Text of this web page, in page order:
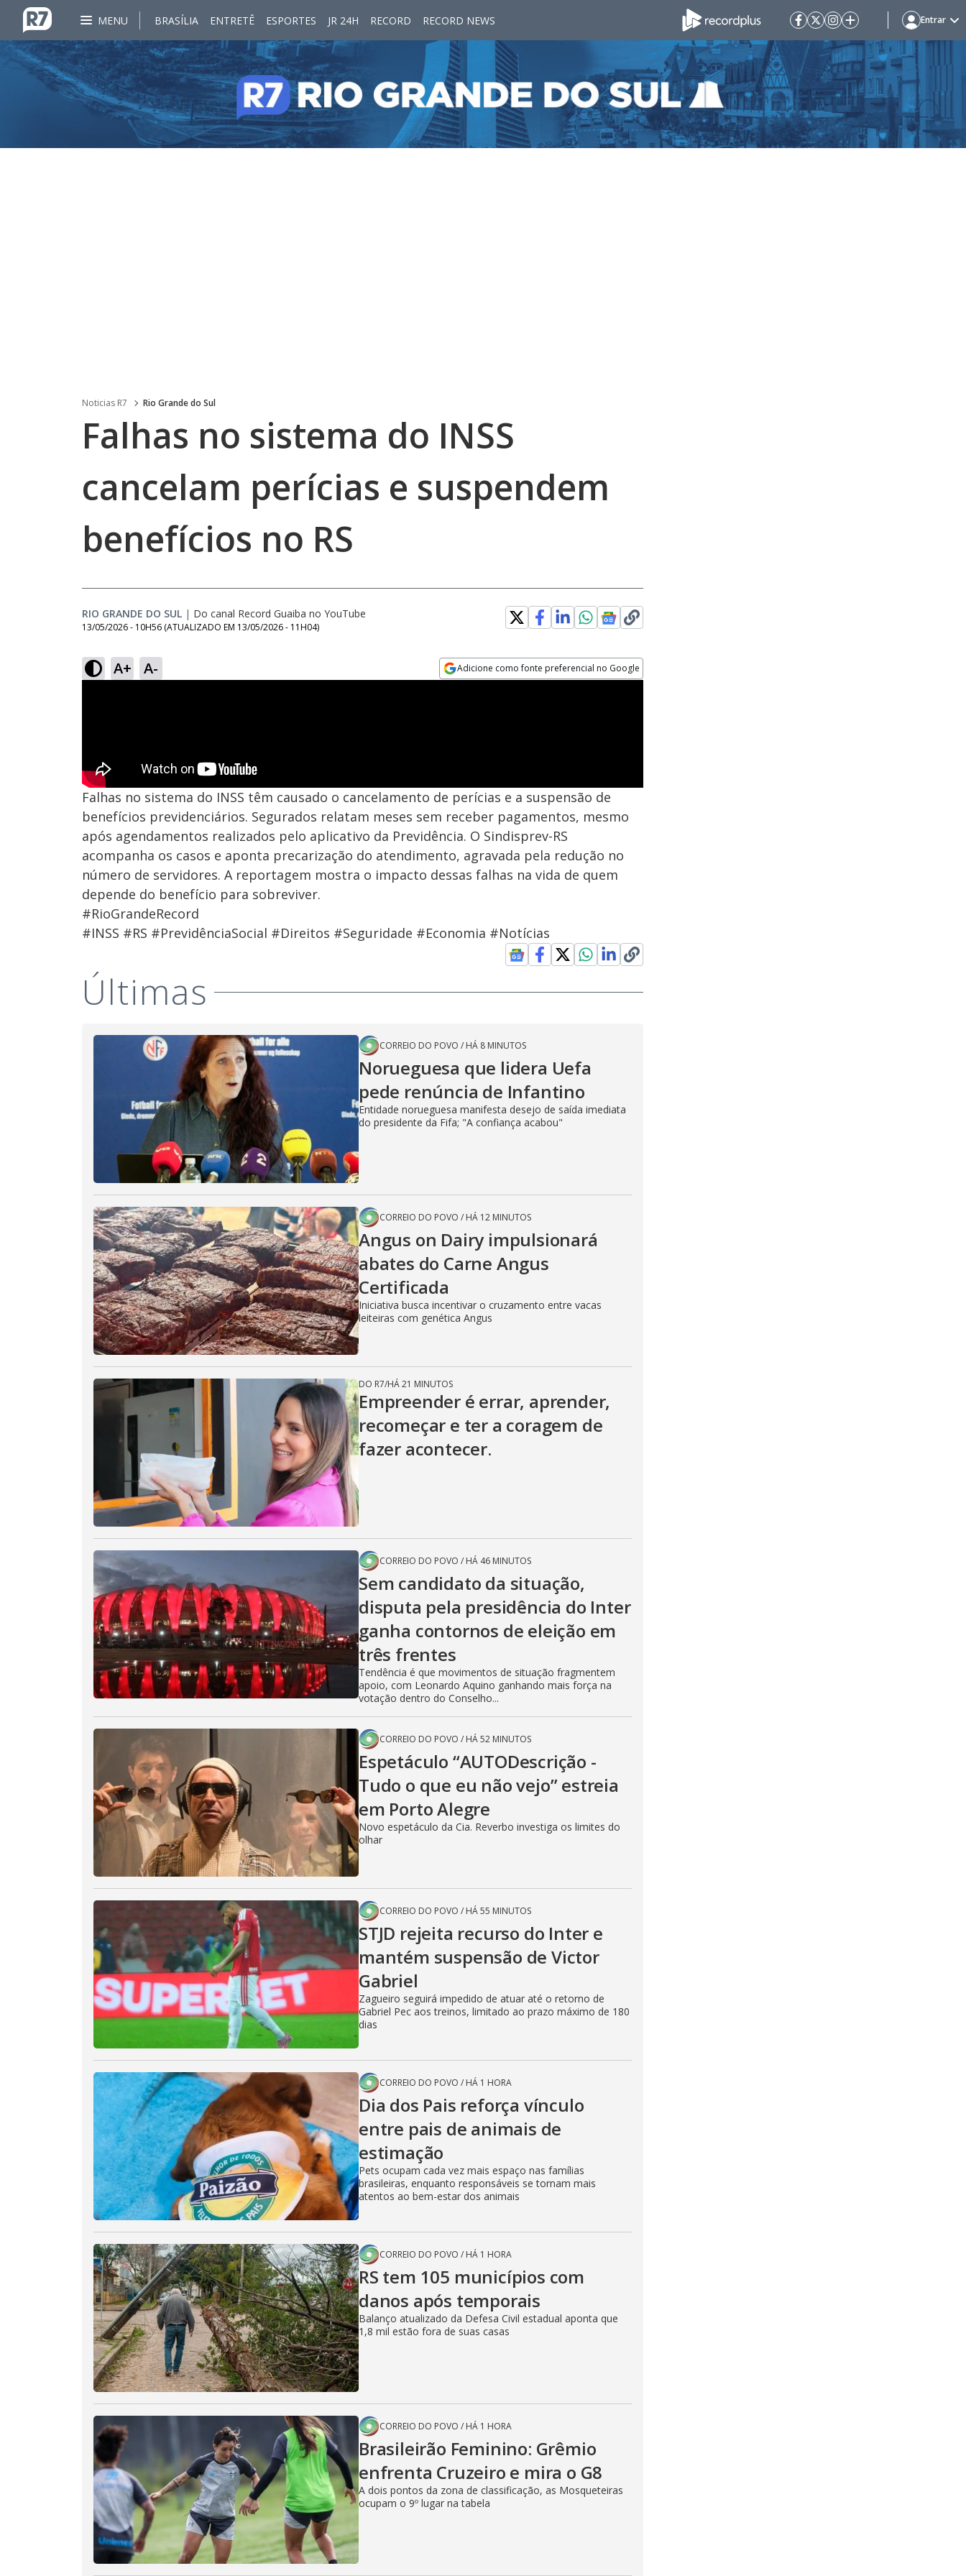
MENU BRASÍLIA ENTRETÊ ESPORTES JR 24H RECORD RECORD NEWS Entrar
Noticias R7 Rio Grande do Sul
Falhas no sistema do INSS
cancelam perícias e suspendem
benefícios no RS
RIO GRANDE DO SUL | Do canal Record Guaiba no YouTube
13/05/2026 - 10H56 (ATUALIZADO EM 13/05/2026 - 11H04)
A+ A- Adicione como fonte preferencial no Google
Falhas no sistema do INSS têm causado o cancelamento de perícias e a suspensão de
benefícios previdenciários. Segurados relatam meses sem receber pagamentos, mesmo
após agendamentos realizados pelo aplicativo da Previdência. O Sindisprev-RS
acompanha os casos e aponta precarização do atendimento, agravada pela redução no
número de servidores. A reportagem mostra o impacto dessas falhas na vida de quem
depende do benefício para sobreviver.
#RioGrandeRecord
#INSS #RS #PrevidênciaSocial #Direitos #Seguridade #Economia #Notícias
Últimas
CORREIO DO POVO / HÁ 8 MINUTOS
Norueguesa que lidera Uefa
pede renúncia de Infantino
Entidade norueguesa manifesta desejo de saída imediata
do presidente da Fifa; "A confiança acabou"
CORREIO DO POVO / HÁ 12 MINUTOS
Angus on Dairy impulsionará
abates do Carne Angus
Certificada
Iniciativa busca incentivar o cruzamento entre vacas
leiteiras com genética Angus
DO R7/HÁ 21 MINUTOS
Empreender é errar, aprender,
recomeçar e ter a coragem de
fazer acontecer.
CORREIO DO POVO / HÁ 46 MINUTOS
Sem candidato da situação,
disputa pela presidência do Inter
ganha contornos de eleição em
três frentes
Tendência é que movimentos de situação fragmentem
apoio, com Leonardo Aquino ganhando mais força na
votação dentro do Conselho...
CORREIO DO POVO / HÁ 52 MINUTOS
Espetáculo “AUTODescrição -
Tudo o que eu não vejo” estreia
em Porto Alegre
Novo espetáculo da Cia. Reverbo investiga os limites do
olhar
CORREIO DO POVO / HÁ 55 MINUTOS
STJD rejeita recurso do Inter e
mantém suspensão de Victor
Gabriel
Zagueiro seguirá impedido de atuar até o retorno de
Gabriel Pec aos treinos, limitado ao prazo máximo de 180
dias
CORREIO DO POVO / HÁ 1 HORA
Dia dos Pais reforça vínculo
entre pais de animais de
estimação
Pets ocupam cada vez mais espaço nas famílias
brasileiras, enquanto responsáveis se tornam mais
atentos ao bem-estar dos animais
CORREIO DO POVO / HÁ 1 HORA
RS tem 105 municípios com
danos após temporais
Balanço atualizado da Defesa Civil estadual aponta que
1,8 mil estão fora de suas casas
CORREIO DO POVO / HÁ 1 HORA
Brasileirão Feminino: Grêmio
enfrenta Cruzeiro e mira o G8
A dois pontos da zona de classificação, as Mosqueteiras
ocupam o 9º lugar na tabela